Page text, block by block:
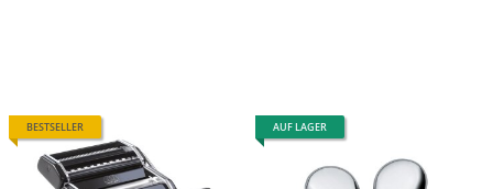
BESTSELLER AUF LAGER